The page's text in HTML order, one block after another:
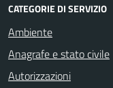
CATEGORIE DI SERVIZIO
Ambiente
Anagrafe e stato civile
Autorizzazioni